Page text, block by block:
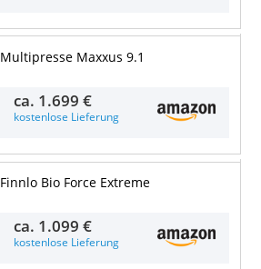
Multipresse Maxxus 9.1
ca. 1.699 €
kostenlose Lieferung
Finnlo Bio Force Extreme
ca. 1.099 €
kostenlose Lieferung